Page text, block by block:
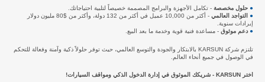
● حلول مخصصة - تكامل الأجهزة والبرامج المصممة خصيصاً لتلبية احتياجاتك.
● التواجد العالمي
- أكثر من 10,000 عميل في أكثر من 132 دولة، وأكثر من $80 مليون دولار
إيرادات سنوية.
● دعم موثوق - مساعدة فنية قوية وخدمة ما بعد البيع.
تلتزم شركة KARSUN بالابتكار والجودة والتوسع العالمي، حيث توفر حلولاً ذكية وآمنة وفعالة للتحكم
في الوصول في جميع أنحاء العالم.
اختر KARSUN - شريكك الموثوق في إدارة الدخول الذكي ومواقف السيارات!